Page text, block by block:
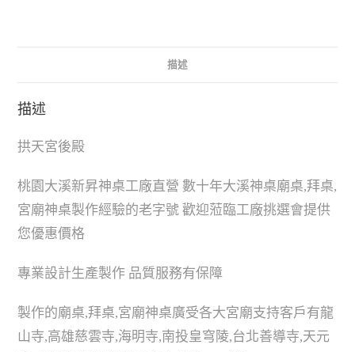
描述
描述
拱天宮後殿
桃園大溪新昇神桌工廠直營 數十年大溪神桌廟桌,拜桌,
宮廟神桌製作經驗的老字號 歡迎蒞臨工廠挑選會提供
您優惠價格
專業設計生產製作 品質服務有保障
製作的廟桌,拜桌,宮廟神桌廣受各大宮廟支持客戶有龍
山寺,高雄慈雲寺,海明寺,南投皇穹陵,台北善導寺,天元